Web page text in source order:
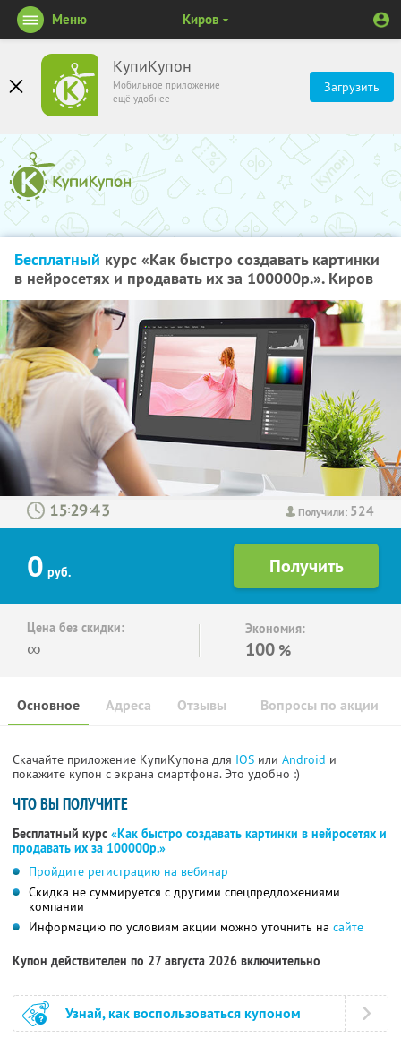
КупиКупон
Мобильное приложение
ещё удобнее
Загрузить
Меню Киров
Бесплатный курс «Как быстро создавать картинки
в нейросетях и продавать их за 100000р.». Киров
Получили: 524
: :
0 руб.
Цена без скидки:
∞
Экономия:
100 %
Основное Отзывы Вопросы по акции
Адреса
Скачайте приложение КупиКупона для IOS или Android и
покажите купон с экрана смартфона. Это удобно :)
ЧТО ВЫ ПОЛУЧИТЕ
Бесплатный курс «Как быстро создавать картинки в нейросетях и
продавать их за 100000р.»
Пройдите регистрацию на вебинар
Скидка не суммируется с другими спецпредложениями
компании
Информацию по условиям акции можно уточнить на сайте
Купон действителен по 27 августа 2026 включительно
Узнай, как воспользоваться купоном